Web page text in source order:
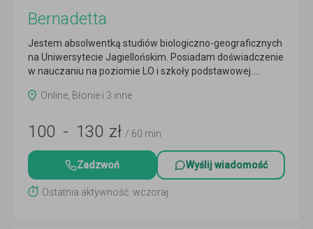
Bernadetta
Jestem absolwentką studiów biologiczno-geograficznych
na Uniwersytecie Jagiellońskim. Posiadam doświadczenie
w nauczaniu na poziomie LO i szkoły podstawowej....
Online, Błonie i 3 inne
100 - 130 zł / 60 min
Zadzwoń Wyślij wiadomość
Ostatnia aktywność: wczoraj